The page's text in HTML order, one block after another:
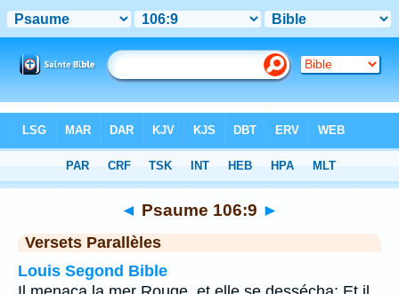
Chapitre 106 > Verset 9
◄ Psaume 106:9 ►
Versets Parallèles
Louis Segond Bible